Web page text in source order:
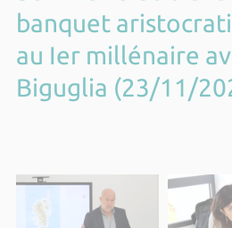
banquet
au Ier millénaire
Biguglia (23/11/